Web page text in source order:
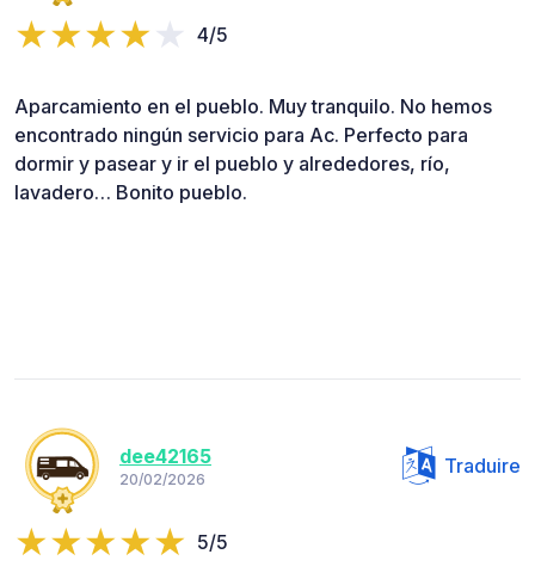
4/5
Aparcamiento en el pueblo. Muy tranquilo. No hemos
encontrado ningún servicio para Ac. Perfecto para
dormir y pasear y ir el pueblo y alrededores, río,
lavadero… Bonito pueblo.
dee42165
20/02/2026
Traduire
5/5